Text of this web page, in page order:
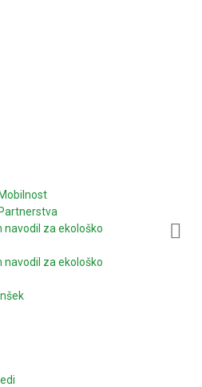
navodil za ekološko
navodil za ekološko